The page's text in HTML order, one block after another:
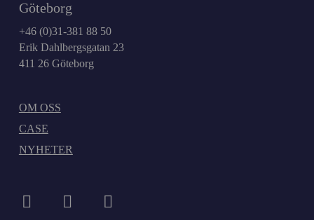
Göteborg
+46 (0)31-381 88 50
Erik Dahlbergsgatan 23
411 26 Göteborg
OM OSS
CASE
NYHETER